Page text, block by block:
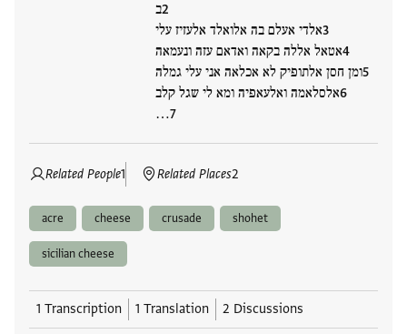
ב
אלדי אעלם בה אלואלד אלעזיז עלי
אטאל אללה בקאה ואדאם עזה ונעמאה
ומן חסן אלתופיק לא אכלאה אני עלי גמלה
אלסלאמה ואלעאפיה ומא לי שגל קלב
…
Related People1 Related Places2
acre cheese crusade shohet
sicilian cheese
1 Transcription 1 Translation 2 Discussions